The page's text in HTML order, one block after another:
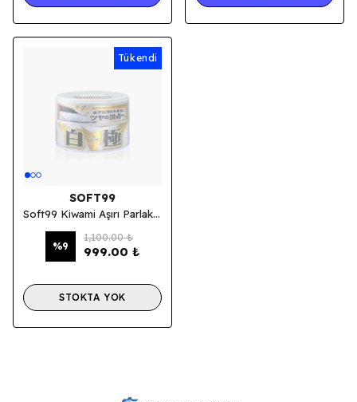
Tükendi
SOFT99
Soft99 Kiwami Aşırı Parlak Wax Beyaz Renk 200gr.
%9
1,100.00 ₺
999.00 ₺
STOKTA YOK